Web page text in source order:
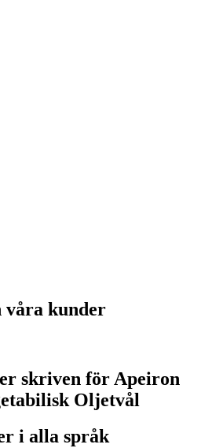
kunder
skriven för Apeiron
Oljetvål
i alla språk